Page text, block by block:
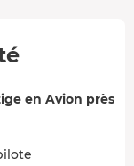
en Avion près